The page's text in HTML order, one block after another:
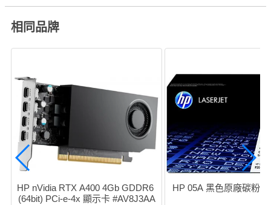
相同品牌
HP nVidia RTX A400 4Gb GDDR6
(64bit) PCi-e-4x 顯示卡 #AV8J3AA
HP 05A 黑色原廠碳粉